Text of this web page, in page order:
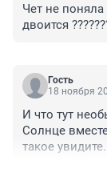
Чет не поняла
двоится
Гость
18 ноября
И что тут
Солнце
такое увидите.